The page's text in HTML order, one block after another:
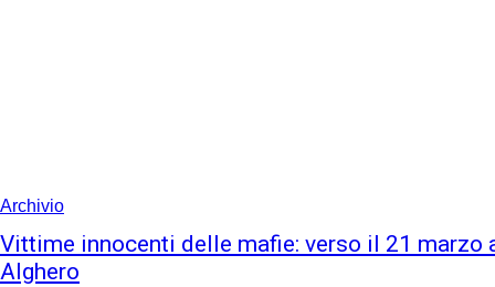
Archivio
Vittime innocenti delle mafie: verso il 21 marzo
Alghero